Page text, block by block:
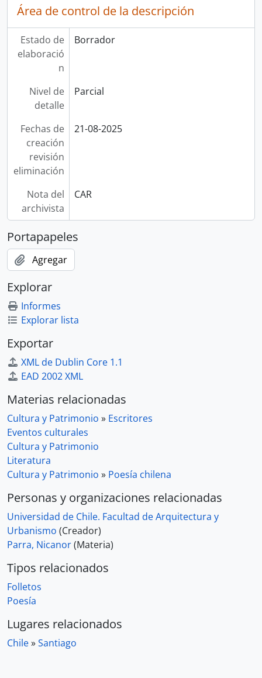
Área de control de la descripción
Estado de
elaboració
n
Borrador
Nivel de
detalle
Parcial
Fechas de
creación
revisión
eliminación
21-08-2025
Nota del
archivista
CAR
Portapapeles
Agregar
Explorar
Informes
Explorar lista
Exportar
XML de Dublin Core 1.1
EAD 2002 XML
Materias relacionadas
Cultura y Patrimonio » Escritores
Eventos culturales
Cultura y Patrimonio
Literatura
Cultura y Patrimonio » Poesía chilena
Personas y organizaciones relacionadas
Universidad de Chile. Facultad de Arquitectura y
Urbanismo (Creador)
Parra, Nicanor(Materia)
Tipos relacionados
Folletos
Poesía
Lugares relacionados
Chile»Santiago